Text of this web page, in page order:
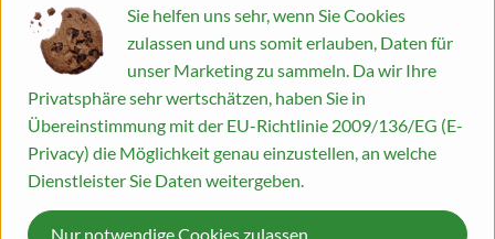
1 TL Koriandersaat
1 Bund frischer Koriander
1 Frühlingszwiebel
Salz, Pfeffer
Zubereitung
Die Kidneybohnen über Nacht in der dreifachen Menge
Sie helfen uns sehr, wenn Sie Cookies
zulassen und uns somit erlauben, Daten für
unser Marketing zu sammeln. Da wir Ihre
Privatsphäre sehr wertschätzen, haben Sie in
Übereinstimmung mit der EU-Richtlinie 2009/136/EG (E-
Privacy) die Möglichkeit genau einzustellen, an welche
Dienstleister Sie Daten weitergeben.
Nur notwendige Cookies zulassen